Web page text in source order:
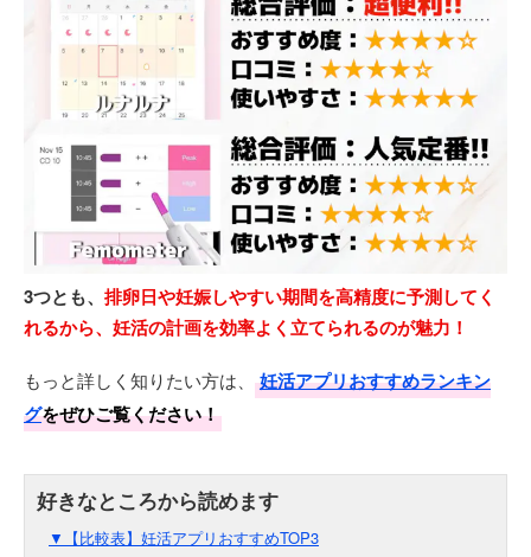
3つとも、 排卵日や妊娠しやすい期間を高精度に予測してく
れるから、妊活の計画を効率よく立てられるのが魅力！
もっと詳しく知りたい方は、
妊活アプリおすすめランキン
グをぜひご覧ください！
▼【比較表】妊活アプリおすすめTOP3